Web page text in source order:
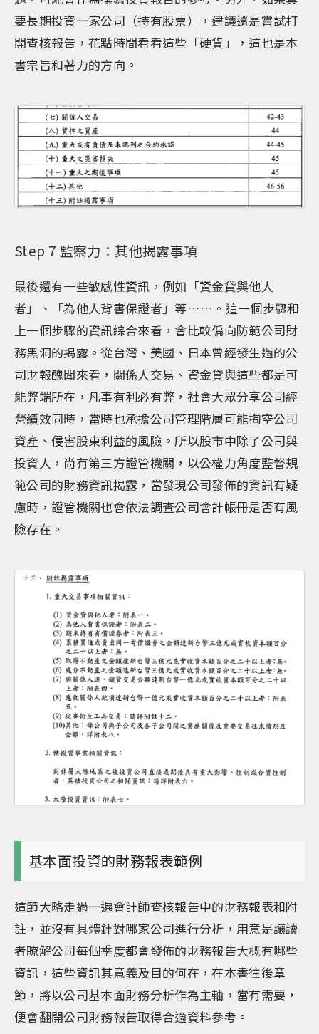
要長期投資一家公司（持有股票），建議還是嘗試打
開查核報告，花點時間看看這些「硬貨」，這也是本
書宗旨和著力的方向。
Step 7 監察力：其他揭露事項
最後還有一些敏感性資訊，例如「資金貸與他人
者」、「為他人背書保證者」等……。這一個步驟和
上一個步驟的資訊綜合來看，會比較偏向防範公司財
務黑洞的揭露。從台灣、美國、日本曾經發生過的公
司財報醜聞來看，關係人交易、資金貸與這些都是可
能弊端所在，凡事有利必有弊，社會大眾分享公司經
營績效同時，當時也承擔公司管理階層可能掏空公司
資產、侵害股東利益的風險。所以股市中除了公司與
投資人，尚有第三方證管機關，以公權力角度監督規
範公司的財務資訊揭露，當發現公司發佈的資訊有疑
慮時，證管機關也會依法調查公司會計帳冊是否有風
險存在。
基本面投資的財務報表範例
這節大略走過一遍會計師查核報告中的財務報表和附
註，並沒有具體針對哪家公司進行分析，用意是讓讀
者瞭解公司每個季度都會發佈的財務報告大概有哪些
資訊，這些資訊其意義及目的何在，在本書往後章
節，將以公司基本面財務分析作為主軸，當有需要，
便會翻開公司財務報告取得合適資料參考。